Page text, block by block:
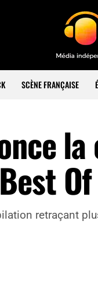
SCÈNE FRANÇAISE
retraçant